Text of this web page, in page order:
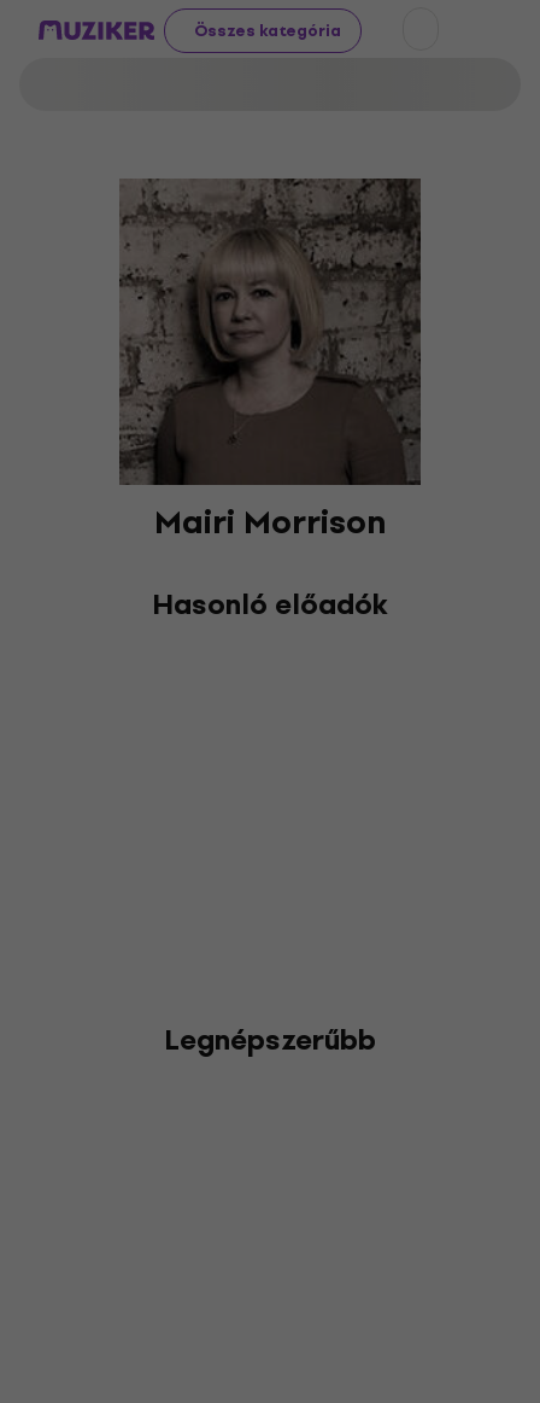
Összes kategória
Mairi Morrison
Hasonló előadók
Legnépszerűbb